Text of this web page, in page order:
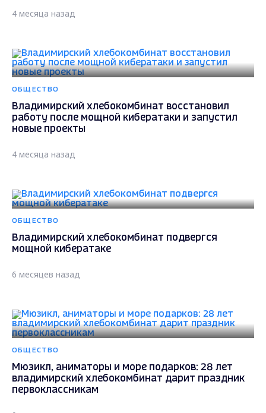
4 месяца назад
ОБЩЕСТВО
Владимирский хлебокомбинат восстановил
работу после мощной кибератаки и запустил
новые проекты
4 месяца назад
ОБЩЕСТВО
Владимирский хлебокомбинат подвергся
мощной кибератаке
6 месяцев назад
ОБЩЕСТВО
Мюзикл, аниматоры и море подарков: 28 лет
владимирский хлебокомбинат дарит праздник
первоклассникам